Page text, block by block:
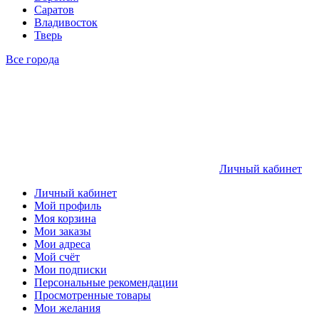
Саратов
Владивосток
Тверь
Все города
Личный кабинет
Личный кабинет
Мой профиль
Моя корзина
Мои заказы
Мои адреса
Мой счёт
Мои подписки
Персональные рекомендации
Просмотренные товары
Мои желания